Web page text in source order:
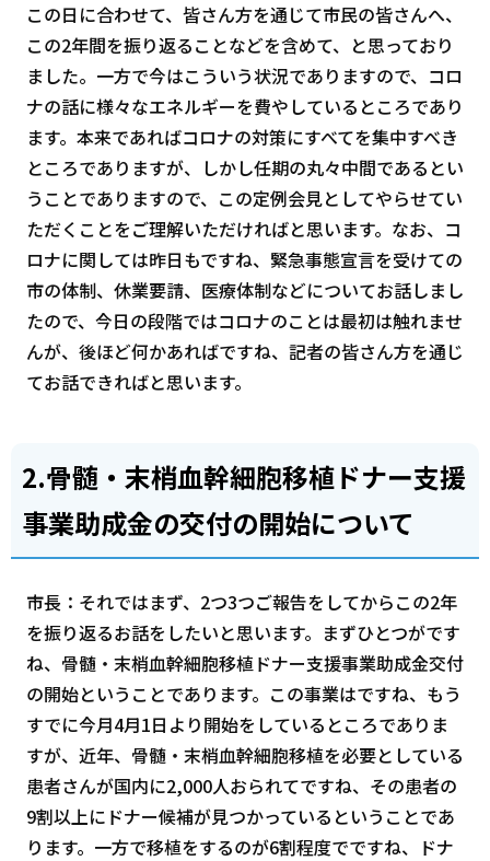
この日に合わせて、皆さん方を通じて市民の皆さんへ、
この2年間を振り返ることなどを含めて、と思っており
ました。一方で今はこういう状況でありますので、コロ
ナの話に様々なエネルギーを費やしているところであり
ます。本来であればコロナの対策にすべてを集中すべき
ところでありますが、しかし任期の丸々中間であるとい
うことでありますので、この定例会見としてやらせてい
ただくことをご理解いただければと思います。なお、コ
ロナに関しては昨日もですね、緊急事態宣言を受けての
市の体制、休業要請、医療体制などについてお話しまし
たので、今日の段階ではコロナのことは最初は触れませ
んが、後ほど何かあればですね、記者の皆さん方を通じ
てお話できればと思います。
2.骨髄・末梢血幹細胞移植ドナー支援
事業助成金の交付の開始について
市長：それではまず、2つ3つご報告をしてからこの2年
を振り返るお話をしたいと思います。まずひとつがです
ね、骨髄・末梢血幹細胞移植ドナー支援事業助成金交付
の開始ということであります。この事業はですね、もう
すでに今月4月1日より開始をしているところでありま
すが、近年、骨髄・末梢血幹細胞移植を必要としている
患者さんが国内に2,000人おられてですね、その患者の
9割以上にドナー候補が見つかっているということであ
ります。一方で移植をするのが6割程度でですね、ドナ